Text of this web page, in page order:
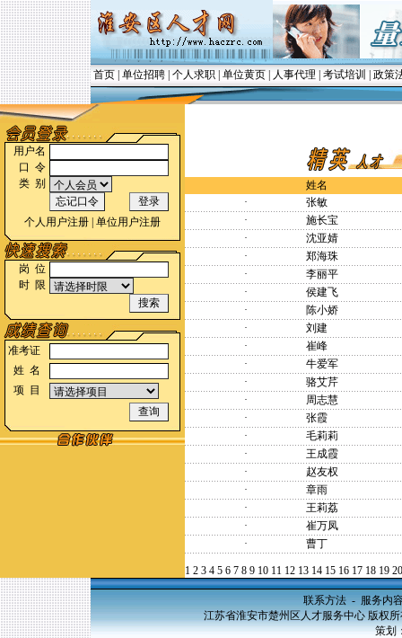
首页 单位招聘 个人求职 单位黄页 人事代理 考试培训 政策
用户名
口 令
类 别
个人用户注册 单位用户注册
岗 位
时 限
准考证
姓 名
项 目
姓名
·
张敏
·
施长宝
·
沈亚婧
·
郑海珠
·
李丽平
·
侯建飞
·
陈小娇
·
刘建
·
崔峰
·
牛爱军
·
骆艾芹
·
周志慧
·
张霞
·
毛莉莉
·
王成霞
·
赵友权
·
章雨
·
王莉荔
·
崔万凤
·
曹丁
1 2 3 4 5 6 7 8 9 10 11 12 13 14 15 16 17 18 19 20
联系方法- 服务内
江苏省淮安市楚州区人才服务中心 版权
策划